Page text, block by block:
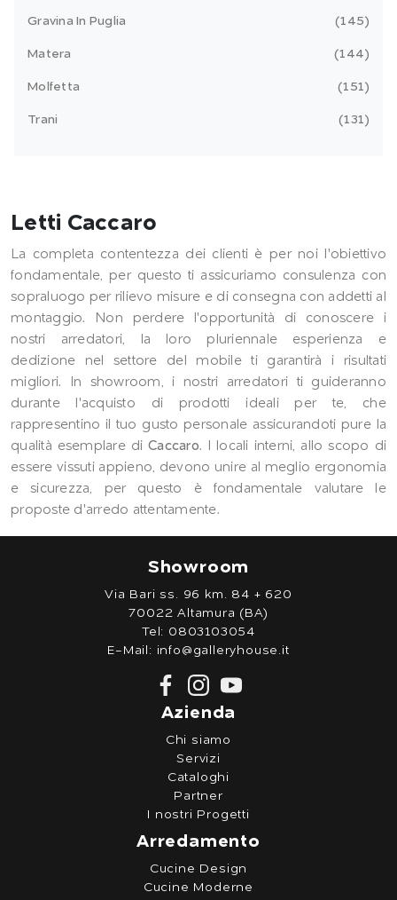
Gravina In Puglia 145
Matera 144
Molfetta 151
Trani 131
Letti Caccaro
La completa contentezza dei clienti è per noi l'obiettivo
fondamentale, per questo ti assicuriamo consulenza con
sopraluogo per rilievo misure e di consegna con addetti al
montaggio. Non perdere l'opportunità di conoscere i
nostri arredatori, la loro pluriennale esperienza e
dedizione nel settore del mobile ti garantirà i risultati
migliori. In showroom, i nostri arredatori ti guideranno
durante l'acquisto di prodotti ideali per te, che
rappresentino il tuo gusto personale assicurandoti pure la
qualità esemplare diCaccaro. I locali interni, allo scopo di
essere vissuti appieno, devono unire al meglio ergonomia
e sicurezza, per questo è fondamentale valutare le
proposte d'arredo attentamente.
Showroom
Via Bari ss. 96 km. 84 + 620
70022 Altamura (BA)
Tel: 0803103054
E-Mail: info@galleryhouse.it
Azienda
Chi siamo
Servizi
Cataloghi
Partner
I nostri Progetti
Arredamento
Cucine Design
Cucine Moderne